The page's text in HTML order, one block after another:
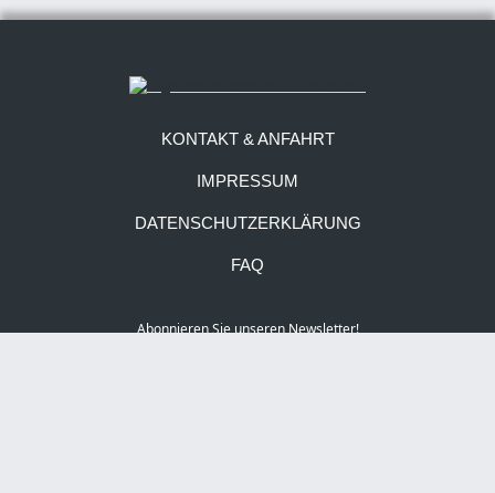
KONTAKT & ANFAHRT
IMPRESSUM
DATENSCHUTZERKLÄRUNG
FAQ
Abonnieren Sie unseren Newsletter!